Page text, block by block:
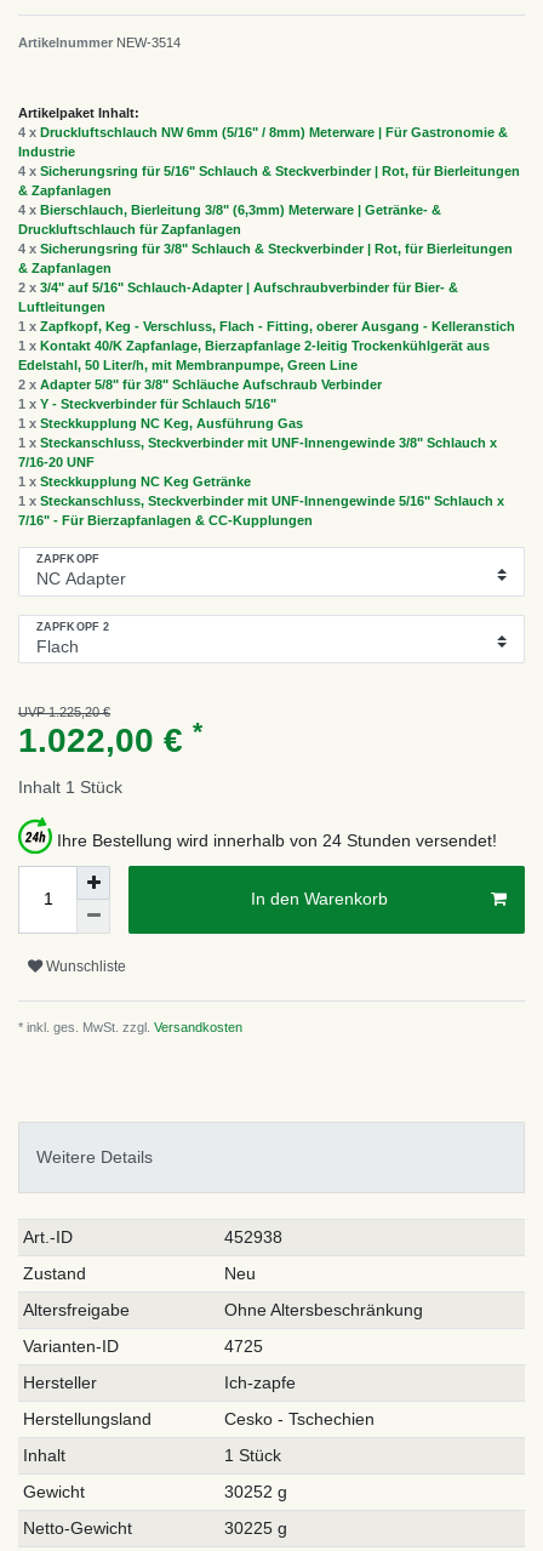
Artikelnummer NEW-3514
Artikelpaket Inhalt:
4 x Druckluftschlauch NW 6mm (5/16" / 8mm) Meterware | Für Gastronomie &
Industrie
4 x Sicherungsring für 5/16" Schlauch & Steckverbinder | Rot, für Bierleitungen
& Zapfanlagen
4 x Bierschlauch, Bierleitung 3/8" (6,3mm) Meterware | Getränke- &
Druckluftschlauch für Zapfanlagen
4 x Sicherungsring für 3/8" Schlauch & Steckverbinder | Rot, für Bierleitungen
& Zapfanlagen
2 x 3/4" auf 5/16" Schlauch-Adapter | Aufschraubverbinder für Bier- &
Luftleitungen
1 x Zapfkopf, Keg - Verschluss, Flach - Fitting, oberer Ausgang - Kelleranstich
1 x Kontakt 40/K Zapfanlage, Bierzapfanlage 2-leitig Trockenkühlgerät aus
Edelstahl, 50 Liter/h, mit Membranpumpe, Green Line
2 x Adapter 5/8" für 3/8" Schläuche Aufschraub Verbinder
1 x Y - Steckverbinder für Schlauch 5/16"
1 x Steckkupplung NC Keg, Ausführung Gas
1 x Steckanschluss, Steckverbinder mit UNF-Innengewinde 3/8" Schlauch x
7/16-20 UNF
1 x Steckkupplung NC Keg Getränke
1 x Steckanschluss, Steckverbinder mit UNF-Innengewinde 5/16" Schlauch x
7/16" - Für Bierzapfanlagen & CC-Kupplungen
ZAPFKOPF
ZAPFKOPF 2
UVP 1.225,20 €
1.022,00 € *
Inhalt 1 Stück
Ihre Bestellung wird innerhalb von 24 Stunden versendet!
In den Warenkorb
Wunschliste
* inkl. ges. MwSt. zzgl. Versandkosten
Weitere Details
Technisches
Merkmal
Wert
Art.-ID
452938
Zustand
Neu
Altersfreigabe
Ohne Altersbeschränkung
Varianten-ID
4725
Hersteller
Ich-zapfe
Herstellungsland
Cesko - Tschechien
Inhalt
1 Stück
Gewicht
30252 g
Netto-Gewicht
30225 g